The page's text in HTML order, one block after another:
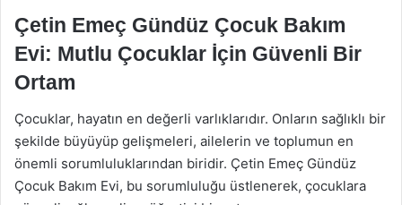
Çetin Emeç Gündüz Çocuk Bakım
Evi: Mutlu Çocuklar İçin Güvenli Bir
Ortam
Çocuklar, hayatın en değerli varlıklarıdır. Onların sağlıklı bir
şekilde büyüyüp gelişmeleri, ailelerin ve toplumun en
önemli sorumluluklarından biridir. Çetin Emeç Gündüz
Çocuk Bakım Evi, bu sorumluluğu üstlenerek, çocuklara